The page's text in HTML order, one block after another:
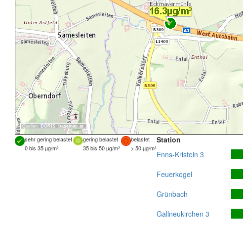
Quellen: DORIS, basemap.at
sehr gering belastet gering belastet
belastet
0 bis 35 µg/m³
35 bis 50 µg/m³ > 50 µg/m³
Station
Enns-Kristein 3
Feuerkogel
Grünbach
Gallneukirchen 3